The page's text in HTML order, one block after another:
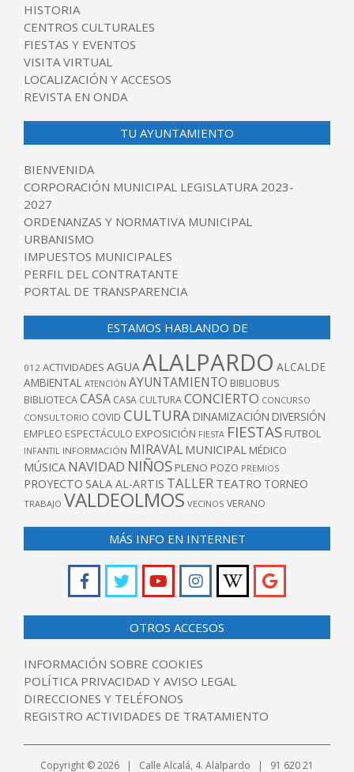
HISTORIA
CENTROS CULTURALES
FIESTAS Y EVENTOS
VISITA VIRTUAL
LOCALIZACIÓN Y ACCESOS
REVISTA EN ONDA
TU AYUNTAMIENTO
BIENVENIDA
CORPORACIÓN MUNICIPAL LEGISLATURA 2023-
2027
ORDENANZAS Y NORMATIVA MUNICIPAL
URBANISMO
IMPUESTOS MUNICIPALES
PERFIL DEL CONTRATANTE
PORTAL DE TRANSPARENCIA
ESTAMOS HABLANDO DE
012 ACTIVIDADES AGUA ALALPARDO ALCALDE
AMBIENTAL ATENCIÓN AYUNTAMIENTO BIBLIOBUS
BIBLIOTECACASA CASA CULTURACONCIERTO CONCURSO
CONSULTORIO COVID CULTURA DINAMIZACIÓN DIVERSIÓN
EMPLEO ESPECTÁCULO EXPOSICIÓN FIESTA FIESTAS FUTBOL
INFANTIL INFORMACIÓN MIRAVAL MUNICIPAL MÉDICO
MÚSICA NAVIDAD NIÑOS PLENO POZO PREMIOS
PROYECTO SALA AL-ARTIS TALLER TEATRO TORNEO
TRABAJO VALDEOLMOS VECINOS VERANO
MÁS INFO EN INTERNET
OTROS ACCESOS
INFORMACIÓN SOBRE COOKIES
POLÍTICA PRIVACIDAD Y AVISO LEGAL
DIRECCIONES Y TELÉFONOS
REGISTRO ACTIVIDADES DE TRATAMIENTO
Copyright © 2026 | Calle Alcalá, 4. Alalpardo | 91 620 21